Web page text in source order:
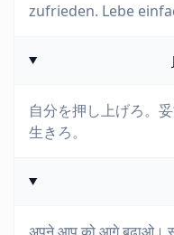
zufrieden. Lebe
自分を押し上げろ。
生きろ。